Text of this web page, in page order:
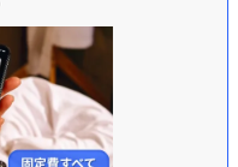
がる
払いでブランド商品/無形商材
購入率の改善が期待できる
フローが安定化する